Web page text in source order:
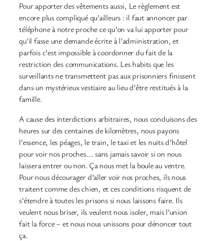
Pour apporter des vêtements aussi, Le règlement est
encore plus compliqué qu’ailleurs : il faut annoncer par
téléphone à notre proche ce qu’on va lui apporter pour
qu’il fasse une demande écrite à l’administration, et
parfois c’est impossible à coordonner du fait de la
restriction des communications. Les habits que les
surveillants ne transmettent pas aux prisonniers finissent
dans un mystérieux vestiaire au lieu d’être restitués à la
famille.
A cause des interdictions arbitraires, nous conduisons des
heures sur des centaines de kilomètres, nous payons
l’essence, les péages, le train, le taxi et les nuits d’hôtel
pour voir nos proches…. sans jamais savoir si on nous
laissera entrer ou non. Ça nous met la boule au ventre.
Pour nous décourager d’aller voir nos proches, ils nous
traitent comme des chien, et ces conditions risquent de
s’étendre à toutes les prisons si nous laissons faire. Ils
veulent nous briser, ils veulent nous isoler, mais l’union
fait la force – et nous nous unissons pour dénoncer tout
ça.